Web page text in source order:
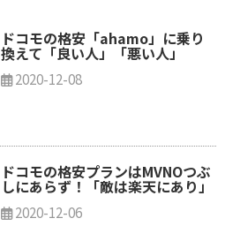
ドコモの格安「ahamo」に乗り
換えて「良い人」「悪い人」
2020-12-08
ドコモの格安プランはMVNOつぶ
しにあらず！「敵は楽天にあり」
2020-12-06